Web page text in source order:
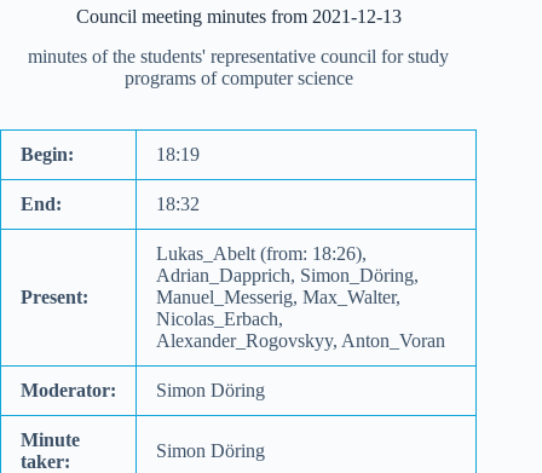
Council meeting minutes from 2021-12-13
minutes of the students' representative council for study
programs of computer science
Begin: 18:19
End: 18:32
Present:
Lukas_Abelt (from: 18:26),
Adrian_Dapprich, Simon_Döring,
Manuel_Messerig, Max_Walter,
Nicolas_Erbach,
Alexander_Rogovskyy, Anton_Voran
Moderator: Simon Döring
Minute
taker:
Simon Döring